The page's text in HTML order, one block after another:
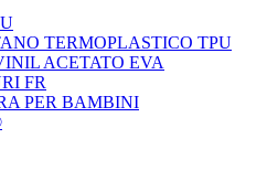
TERMOPLASTICO TPU
ACETATO EVA
FR
PER BAMBINI